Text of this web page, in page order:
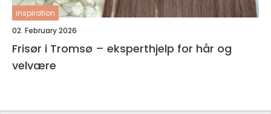
inspiration
02. February 2026
Frisør i Tromsø – eksperthjelp for hår og
velvære